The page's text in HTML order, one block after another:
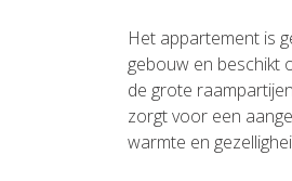
Het appartement is
gebouw en beschikt
de grote
zorgt voor een
warmte en